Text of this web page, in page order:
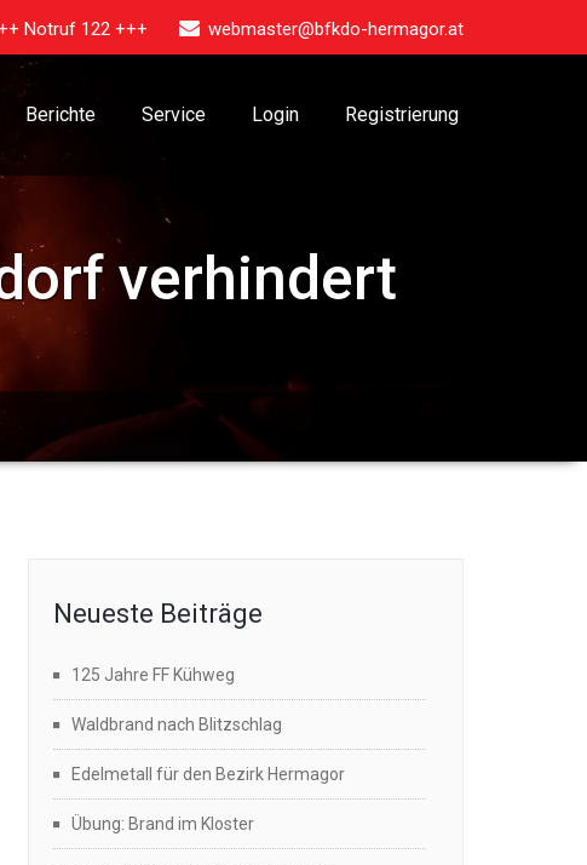
Notruf 122 +++ webmaster@bfkdo-hermagor.at
Berichte Service Login Registrierung
verhindert
Neueste Beiträge
125 Jahre FF Kühweg
Waldbrand nach Blitzschlag
Edelmetall für den Bezirk Hermagor
Übung: Brand im Kloster